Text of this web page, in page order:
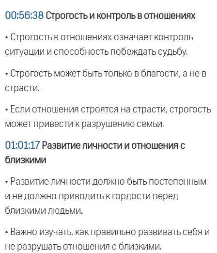
00:56:38 Строгость и контроль в отношениях
• Строгость в отношениях означает контроль
ситуации и способность побеждать судьбу.
• Строгость может быть только в благости, а не в
страсти.
• Если отношения строятся на страсти, строгость
может привести к разрушению семьи.
01:01:17 Развитие личности и отношения с
близкими
• Развитие личности должно быть постепенным
и не должно приводить к гордости перед
близкими людьми.
• Важно изучать, как правильно развивать себя и
не разрушать отношения с близкими.